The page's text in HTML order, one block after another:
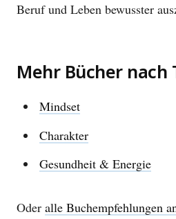
Beruf und Leben bewusster
Mehr Bücher nach
Mindset
Charakter
Gesundheit & Energie
Oder alle Buchempfehlungen